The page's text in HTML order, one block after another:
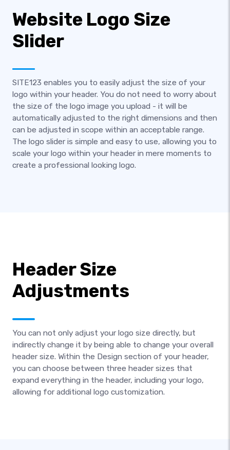
Website Logo Size
Slider
SITE123 enables you to easily adjust the size of your
logo within your header. You do not need to worry about
the size of the logo image you upload - it will be
automatically adjusted to the right dimensions and then
can be adjusted in scope within an acceptable range.
The logo slider is simple and easy to use, allowing you to
scale your logo within your header in mere moments to
create a professional looking logo.
Header Size
Adjustments
You can not only adjust your logo size directly, but
indirectly change it by being able to change your overall
header size. Within the Design section of your header,
you can choose between three header sizes that
expand everything in the header, including your logo,
allowing for additional logo customization.